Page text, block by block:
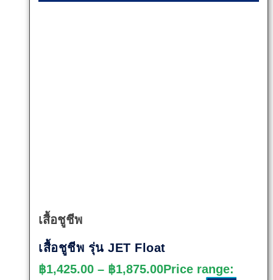
เสื้อชูชีพ
เสื้อชูชีพ รุ่น JET Float
฿1,425.00 – ฿1,875.00Price range: